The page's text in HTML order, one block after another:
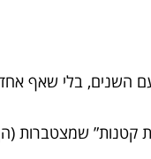
השנים, בלי שאף
קטנות” שמצטברות